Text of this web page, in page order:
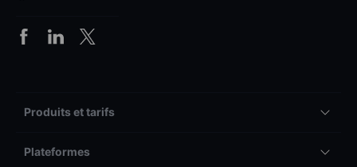
Produits et tarifs
Plateformes